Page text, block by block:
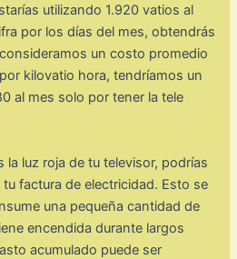
utilizando 1.920 vatios al
por los días del mes, obtendrás
un costo promedio
kilovatio hora, tendríamos un
al mes solo por tener la tele
la luz roja de tu televisor, podrías
factura de electricidad. Esto se
una pequeña cantidad de
encendida durante largos
acumulado puede ser